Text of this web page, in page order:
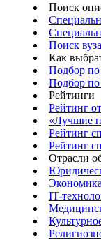
Поиск
Поиск
Как
Подбор
Подбор
Рейтинги
Рейтинг
«Лучшие
Рейтинг
Рейтинг
Отрасли
IT-